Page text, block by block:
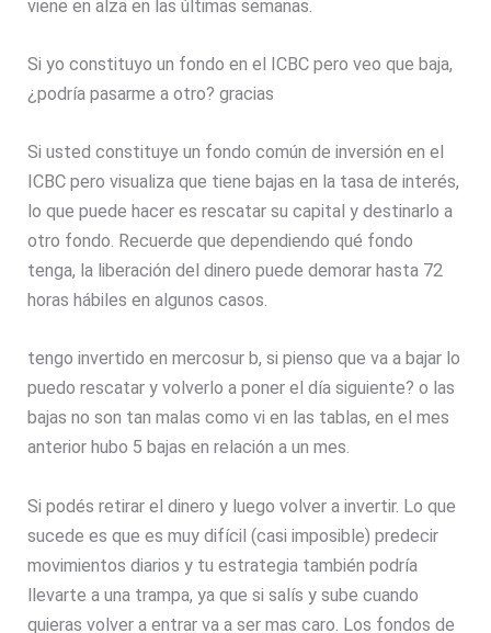
viene en alza en las últimas semanas.
Si yo constituyo un fondo en el ICBC pero veo que baja,
¿podría pasarme a otro? gracias
Si usted constituye un fondo común de inversión en el
ICBC pero visualiza que tiene bajas en la tasa de interés,
lo que puede hacer es rescatar su capital y destinarlo a
otro fondo. Recuerde que dependiendo qué fondo
tenga, la liberación del dinero puede demorar hasta 72
horas hábiles en algunos casos.
tengo invertido en mercosur b, si pienso que va a bajar lo
puedo rescatar y volverlo a poner el día siguiente? o las
bajas no son tan malas como vi en las tablas, en el mes
anterior hubo 5 bajas en relación a un mes.
Si podés retirar el dinero y luego volver a invertir. Lo que
sucede es que es muy difícil (casi imposible) predecir
movimientos diarios y tu estrategia también podría
llevarte a una trampa, ya que si salís y sube cuando
quieras volver a entrar va a ser mas caro. Los fondos de